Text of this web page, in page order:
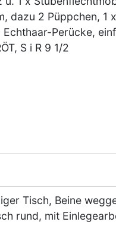
dazu 2 Püppchen, 1
Perücke,
S i R 9 1/2
Tisch, Beine
rund, mit